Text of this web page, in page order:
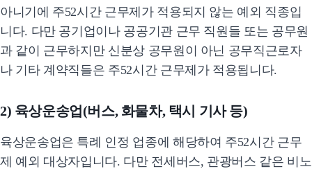
아니기에 주52시간 근무제가 적용되지 않는 예외 직종입
니다. 다만 공기업이나 공공기관 근무 직원들 또는 공무원
과 같이 근무하지만 신분상 공무원이 아닌 공무직근로자
나 기타 계약직들은 주52시간 근무제가 적용됩니다.
2) 육상운송업(버스, 화물차, 택시 기사 등)
육상운송업은 특례 인정 업종에 해당하여 주52시간 근무
제 예외 대상자입니다. 다만 전세버스, 관광버스 같은 비노